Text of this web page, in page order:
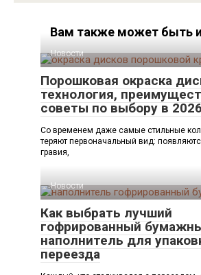
Вам также может быть
Новости
Порошковая окраска
технология,
советы по выбору в
Со временем даже самые стильные
теряют первоначальный вид:
гравия,
Новости
Как выбрать лучший
гофрированный
наполнитель для
переезда